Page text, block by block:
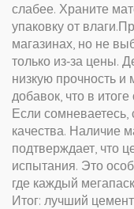
слабее. Храните
упаковку от
магазинах, но не
только из‑за цены.
низкую прочность
добавок, что в
Если
качества. Наличие
подтверждает, что
испытания. Это
где каждый
Итог: лучший